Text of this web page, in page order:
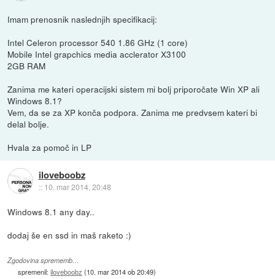
Imam prenosnik naslednjih specifikacij:
Intel Celeron processor 540 1.86 GHz (1 core)
Mobile Intel grapchics media acclerator X3100
2GB RAM
Zanima me kateri operacijski sistem mi bolj priporočate Win XP ali
Windows 8.1?
Vem, da se za XP konča podpora. Zanima me predvsem kateri bi
delal bolje.
Hvala za pomoč in LP
iloveboobz
:: 10. mar 2014, 20:48
Windows 8.1 any day..
dodaj še en ssd in maš raketo :)
Zgodovina sprememb…
spremenil:iloveboobz (10. mar 2014 ob 20:49)